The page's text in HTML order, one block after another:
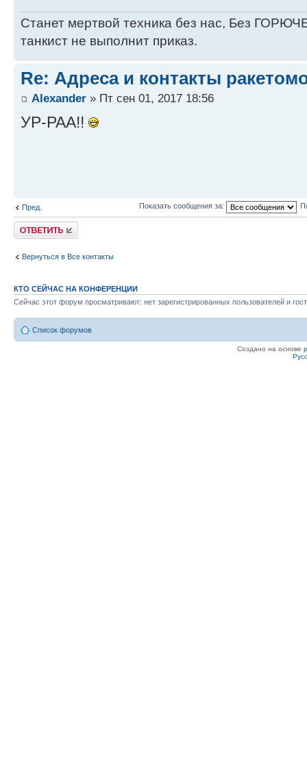
Станет мертвой техника без нас, Без
танкист не выполнит приказ.
Re: Адреса и контакты
Alexander » Пт сен 01, 2017 18:56
УР-РАА!!
Пред. Показать сообщения за:
Ответить
Вернуться в Все контакты
КТО СЕЙЧАС НА КОНФЕРЕНЦИИ
Сейчас этот форум просматривают: нет зарегистрированных пользователей и
Список форумов
Создано на основе